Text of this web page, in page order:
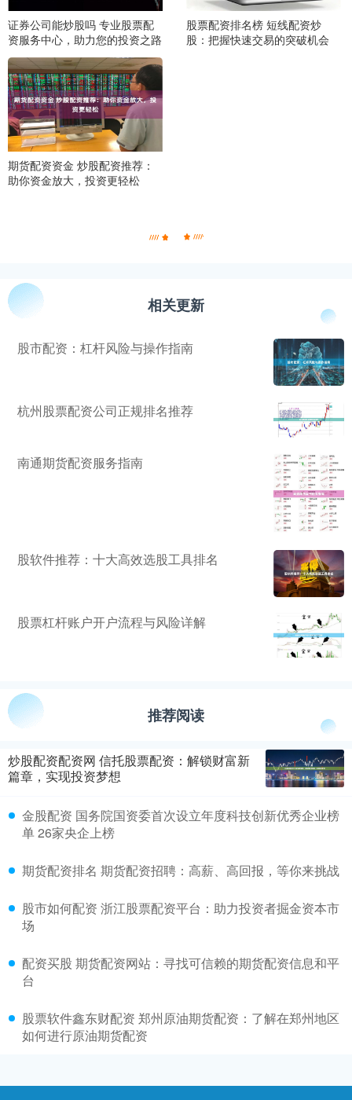
证券公司能炒股吗 专业股票配
资服务中心，助力您的投资之路
股票配资排名榜 短线配资炒
股：把握快速交易的突破机会
期货配资资金 炒股配资推荐：
助你资金放大，投资更轻松
相关更新
股市配资：杠杆风险与操作指南
杭州股票配资公司正规排名推荐
南通期货配资服务指南
股软件推荐：十大高效选股工具排名
股票杠杆账户开户流程与风险详解
推荐阅读
炒股配资配资网 信托股票配资：解锁财富新
篇章，实现投资梦想
金股配资 国务院国资委首次设立年度科技创新优秀企业榜
单 26家央企上榜
期货配资排名 期货配资招聘：高薪、高回报，等你来挑战
股市如何配资 浙江股票配资平台：助力投资者掘金资本市
场
配资买股 期货配资网站：寻找可信赖的期货配资信息和平
台
股票软件鑫东财配资 郑州原油期货配资：了解在郑州地区
如何进行原油期货配资